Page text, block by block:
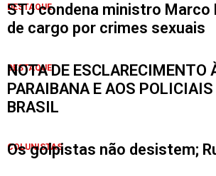
DESTAQUE
STJ condena ministro Marco
de cargo por crimes sexuais
DESTAQUE
NOTA DE ESCLARECIMENTO
PARAIBANA E AOS
BRASIL
COLUNISTAS
Os golpistas não desistem;